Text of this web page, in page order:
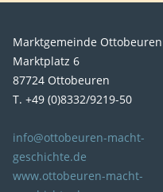
Marktgemeinde Ottobeuren
Marktplatz 6
87724 Ottobeuren
T. +49 (0)8332/9219-50
info@ottobeuren-macht-
geschichte.de
www.ottobeuren-macht-